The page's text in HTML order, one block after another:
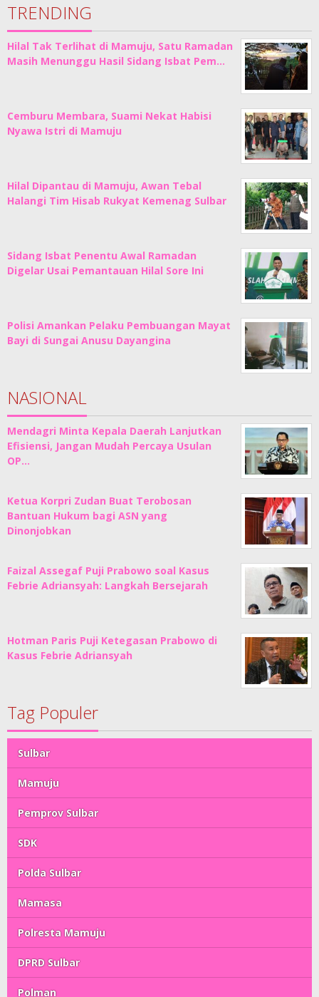
TRENDING
Hilal Tak Terlihat di Mamuju, Satu Ramadan
Masih Menunggu Hasil Sidang Isbat Pem…
Cemburu Membara, Suami Nekat Habisi
Nyawa Istri di Mamuju
Hilal Dipantau di Mamuju, Awan Tebal
Halangi Tim Hisab Rukyat Kemenag Sulbar
Sidang Isbat Penentu Awal Ramadan
Digelar Usai Pemantauan Hilal Sore Ini
Polisi Amankan Pelaku Pembuangan Mayat
Bayi di Sungai Anusu Dayangina
NASIONAL
Mendagri Minta Kepala Daerah Lanjutkan
Efisiensi, Jangan Mudah Percaya Usulan
OP…
Ketua Korpri Zudan Buat Terobosan
Bantuan Hukum bagi ASN yang
Dinonjobkan
Faizal Assegaf Puji Prabowo soal Kasus
Febrie Adriansyah: Langkah Bersejarah
Hotman Paris Puji Ketegasan Prabowo di
Kasus Febrie Adriansyah
Tag Populer
Sulbar
Mamuju
Pemprov Sulbar
SDK
Polda Sulbar
Mamasa
Polresta Mamuju
DPRD Sulbar
Polman